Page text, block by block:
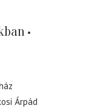
Árpád